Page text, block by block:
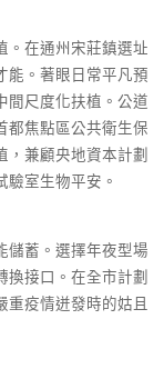
在通州宋莊鎮選址
能。著眼日常平凡預
間尺度化扶植。公道
都焦點區公共衛生保
兼顧央地資本計劃
室生物平安。
蓄。選擇年夜型場
換接口。在全市計劃
重疫情迸發時的姑且